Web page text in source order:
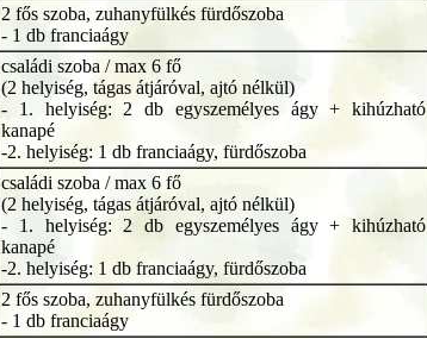
2 fős szoba, zuhanyfülkés fürdőszoba
- 1 db franciaágy
családi szoba / max 6 fő
(2 helyiség, tágas átjáróval, ajtó nélkül)
- 1. helyiség: 2 db egyszemélyes ágy + kihúzható
kanapé
-2. helyiség: 1 db franciaágy, fürdőszoba
családi szoba / max 6 fő
(2 helyiség, tágas átjáróval, ajtó nélkül)
- 1. helyiség: 2 db egyszemélyes ágy + kihúzható
kanapé
-2. helyiség: 1 db franciaágy, fürdőszoba
2 fős szoba, zuhanyfülkés fürdőszoba
- 1 db franciaágy